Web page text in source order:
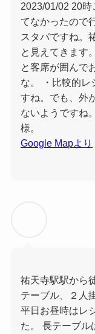
2023/01/02 20
てなかったので
スタバですね。
と見えてきます
と客席が囲んで
な。 ・比較的レ
すね。でも、外
ないようですね
様。
Google Mapより
祐天寺駅駅から
テーブル、２人
平日お昼時はレ
た。 長テーブル